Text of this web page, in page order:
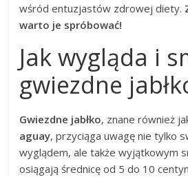
wśród entuzjastów zdrowej diety.
warto je spróbować!
Jak wygląda i
gwiezdne
Gwiezdne jabłko, znane również
aguay, przyciąga uwagę nie tylko
wyglądem, ale także wyjątkowym
osiągają średnicę od 5 do 10